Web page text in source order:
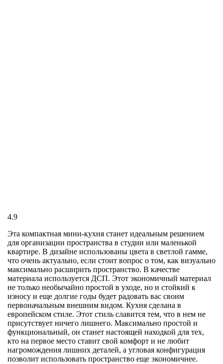
4.9
Эта компактная мини-кухня станет идеальным решением
для организации пространства в студии или маленькой
квартире. В дизайне использованы цвета в светлой гамме,
что очень актуально, если стоит вопрос о том, как визуально
максимально расширить пространство. В качестве
материала используется ДСП. Этот экономичный материал
не только необычайно простой в уходе, но и стойкий к
износу и еще долгие годы будет радовать вас своим
первоначальным внешним видом. Кухня сделана в
европейском стиле. Этот стиль славится тем, что в нем не
присутствует ничего лишнего. Максимально простой и
функциональный, он станет настоящей находкой для тех,
кто на первое место ставит свой комфорт и не любит
нагромождения лишних деталей, а угловая конфигурация
позволит использовать пространство еще экономичнее.